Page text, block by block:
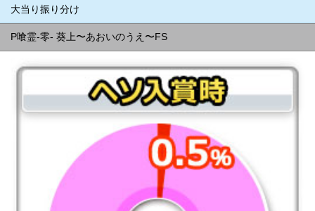
大当り振り分け
P喰霊-零- 葵上〜あおいのうえ〜FS